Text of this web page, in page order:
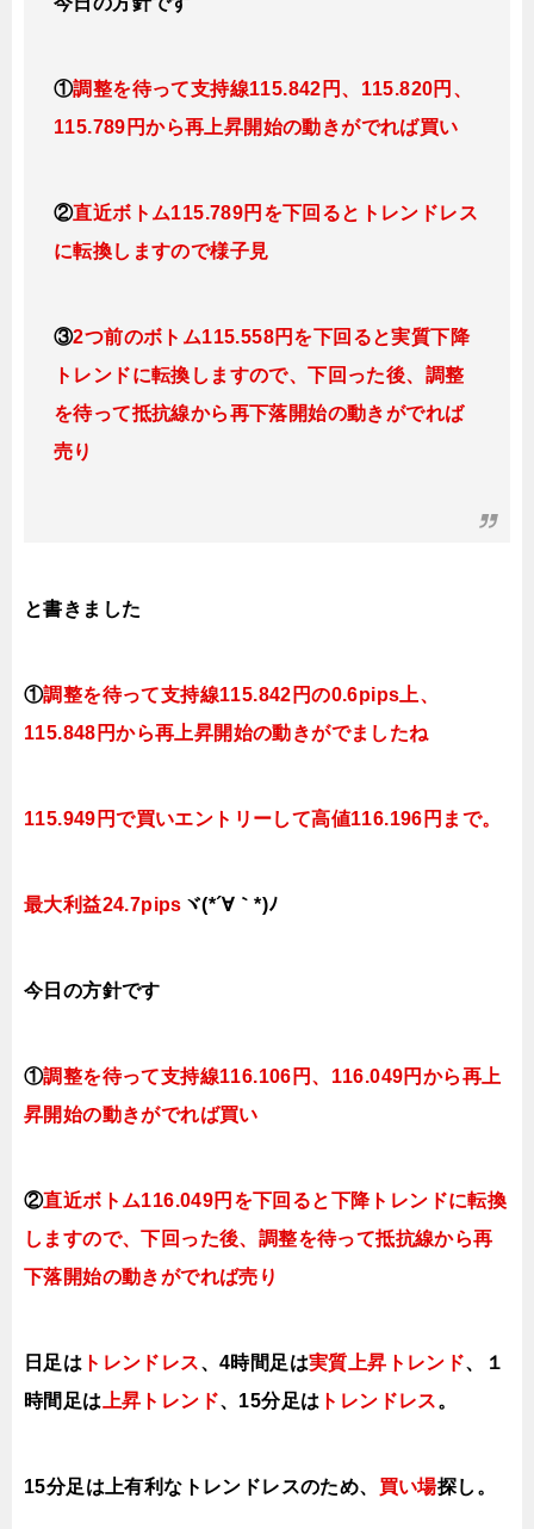
①調整を待って支持線115.842円、115.820円、
115.789円から再上昇開始の動きがでれば買い
②直近ボトム115.789円を下回ると トレンドレス
に転換しますので様子見
③2つ前のボトム115.558円を下回ると実質下降
トレンドに転換 しま すので、下 回った後、調整
を待って抵抗線から再下落開始の動きがでれば
売り
と書きました
①調整を待って支持線115.842円の0.6pips上、
115.848円から再上昇開始の動きがでましたね
115.949円で買いエントリーして高値116.196円まで。
最大利益24.7pips ヾ(*´∀｀*)ﾉ
今日 の方針です
①調整を待って支持線116.106円、116.049円から再上
昇開始の動きがでれば買い
②直近ボトム116.049円を下回ると下降トレンドに転換
しま すので、下 回った後、調整を待って抵抗線から再
下落開始の動きがでれば売り
日足は トレンドレス、4時間足は実質上昇ト レンド、１
時間足は 上昇トレンド、15分足は ト レンドレス。
15分足は上有利な ト レンドレスのため、 買い場探し。